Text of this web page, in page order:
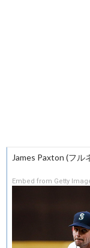
James Paxton (フ
Embed from Getty